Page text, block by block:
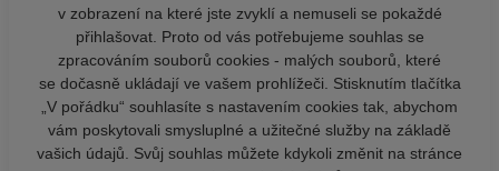
v zobrazení na které jste zvyklí a nemuseli se pokaždé
přihlašovat. Proto od vás potřebujeme souhlas se
zpracováním souborů cookies - malých souborů, které
se dočasně ukládají ve vašem prohlížeči. Stisknutím tlačítka
„V pořádku“ souhlasíte s nastavením cookies tak, abychom
vám poskytovali smysluplné a užitečné služby na základě
vašich údajů. Svůj souhlas můžete kdykoli změnit na stránce